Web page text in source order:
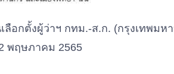
อกตั้งผู้ว่าฯ กทม.-ส.ก. (กรุงเทพมห
พฤษภาคม 2565